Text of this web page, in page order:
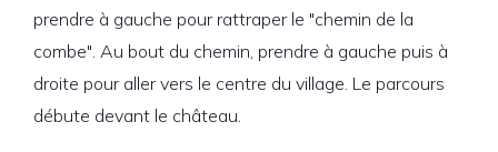
prendre à gauche pour rattraper le "chemin de la
combe". Au bout du chemin, prendre à gauche puis à
droite pour aller vers le centre du village. Le parcours
débute devant le château.